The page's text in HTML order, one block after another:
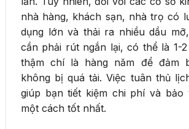
nhà hàng, khách sạn, nhà trọ có
dụng lớn và thải ra nhiều dầu
cần phải rút ngắn lại, có thể là 1-
thậm chí là hàng năm để đảm
không bị quá tải. Việc tuân thủ
giúp bạn tiết kiệm chi phí và bảo
một cách tốt nhất.